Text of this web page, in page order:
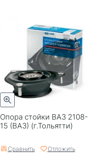
Опора стойки ВАЗ 2108-
15 (ВАЗ) (г.Тольятти)
Сравнить Отложить